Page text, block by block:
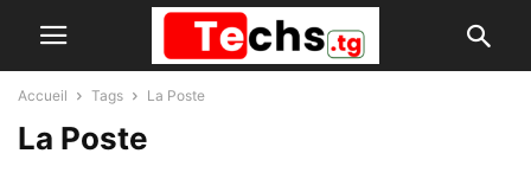
Accueil Tags La Poste
La Poste